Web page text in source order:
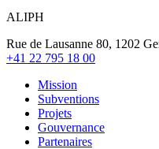
ALIPH
Rue de Lausanne 80, 1202
+41 22 795 18 00
Mission
Subventions
Projets
Gouvernance
Partenaires